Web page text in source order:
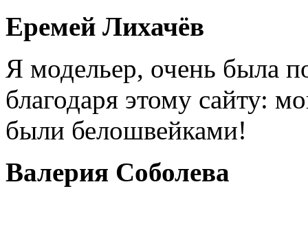
Еремей Лихачёв
Я модельер, очень была
благодаря этому сайту:
были белошвейками!
Валерия Соболева